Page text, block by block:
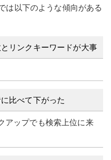
は以下のような傾向がある
リンクキーワードが大事
比べて下がった
アップでも検索上位に来